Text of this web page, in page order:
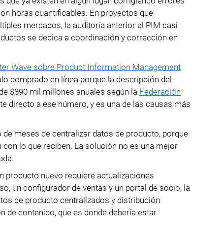
horas cuantificables. En proyectos que
mercados, la auditoría anterior al PIM casi
se dedica a coordinación y corrección en
Wave sobre Product Information Management
comprado en línea porque la descripción del
$890 mil millones anuales según la Federación
directo a ese número, y es una de las causas más
meses de centralizar datos de producto, porque
lo que reciben. La solución no es una mejor
producto nuevo requiere actualizaciones
un configurador de ventas y un portal de socio, la
de producto centralizados y distribución
de contenido, que es donde debería estar.